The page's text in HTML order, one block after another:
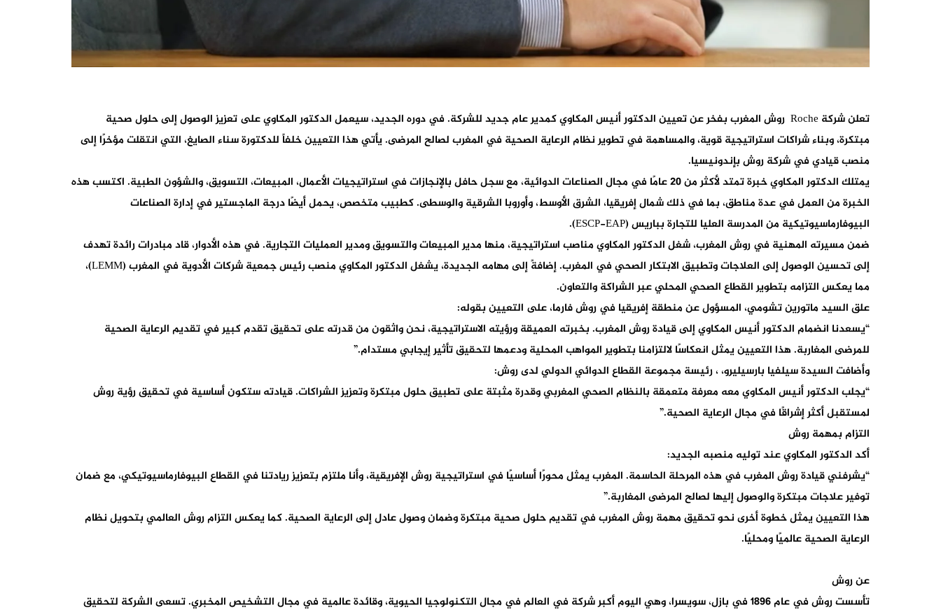
تعلن شركة Roche روش المغرب بفخر عن تعيين الدكتور أنيس المكاوي كمدير عام جديد للشركة. في دوره الجديد، سيعمل الدكتور المكاوي على تعزيز الوصول إلى حلول صحية
مبتكرة، وبناء شراكات استراتيجية قوية، والمساهمة في تطوير نظام الرعاية الصحية في المغرب لصالح المرضى. يأتي هذا التعيين خلفاً للدكتورة سناء الصايغ، التي انتقلت مؤخرًا إلى
منصب قيادي في شركة روش بإندونيسيا.
يمتلك الدكتور المكاوي خبرة تمتد لأكثر من 20 عامًا في مجال الصناعات الدوائية، مع سجل حافل بالإنجازات في استراتيجيات الأعمال، المبيعات، التسويق، والشؤون الطبية. اكتسب هذه
الخبرة من العمل في عدة مناطق، بما في ذلك شمال إفريقيا، الشرق الأوسط، وأوروبا الشرقية والوسطى. كطبيب متخصص، يحمل أيضًا درجة الماجستير في إدارة الصناعات
البيوفارماسيوتيكية من المدرسة العليا للتجارة بباريس (ESCP-EAP).
ضمن مسيرته المهنية في روش المغرب، شغل الدكتور المكاوي مناصب استراتيجية، منها مدير المبيعات والتسويق ومدير العمليات التجارية. في هذه الأدوار، قاد مبادرات رائدة تهدف
إلى تحسين الوصول إلى العلاجات وتطبيق الابتكار الصحي في المغرب. إضافةً إلى مهامه الجديدة، يشغل الدكتور المكاوي منصب رئيس جمعية شركات الأدوية في المغرب (LEMM)،
مما يعكس التزامه بتطوير القطاع الصحي المحلي عبر الشراكة والتعاون.
علق السيد ماتورين تشومي، المسؤول عن منطقة إفريقيا في روش فارما، على التعيين بقوله:
“يسعدنا انضمام الدكتور أنيس المكاوي إلى قيادة روش المغرب. بخبرته العميقة ورؤيته الاستراتيجية، نحن واثقون من قدرته على تحقيق تقدم كبير في تقديم الرعاية الصحية
للمرضى المغاربة. هذا التعيين يمثل انعكاسًا لالتزامنا بتطوير المواهب المحلية ودعمها لتحقيق تأثير إيجابي مستدام.”
وأضافت السيدة سيلفيا بارسيليرو، ، رئيسة مجموعة القطاع الدوائي الدولي لدى روش:
“يجلب الدكتور أنيس المكاوي معه معرفة متعمقة بالنظام الصحي المغربي وقدرة مثبتة على تطبيق حلول مبتكرة وتعزيز الشراكات. قيادته ستكون أساسية في تحقيق رؤية روش
لمستقبل أكثر إشراقًا في مجال الرعاية الصحية.”
التزام بمهمة روش
أكد الدكتور المكاوي عند توليه منصبه الجديد:
“يشرفني قيادة روش المغرب في هذه المرحلة الحاسمة. المغرب يمثل محورًا أساسيًا في استراتيجية روش الإفريقية، وأنا ملتزم بتعزيز ريادتنا في القطاع البيوفارماسيوتيكي، مع ضمان
توفير علاجات مبتكرة والوصول إليها لصالح المرضى المغاربة.”
هذا التعيين يمثل خطوة أخرى نحو تحقيق مهمة روش المغرب في تقديم حلول صحية مبتكرة وضمان وصول عادل إلى الرعاية الصحية. كما يعكس التزام روش العالمي بتحويل نظام
الرعاية الصحية عالميًا ومحليًا.
عن روش
تأسست روش في عام 1896 في بازل، سويسرا، وهي اليوم أكبر شركة في العالم في مجال التكنولوجيا الحيوية، وقائدة عالمية في مجال التشخيص المخبري. تسعى الشركة لتحقيق